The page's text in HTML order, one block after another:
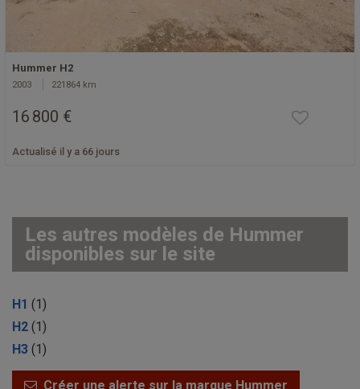
Hummer H2
2003 221864 km
16 800 €
Actualisé il y a 66 jours
Les autres modèles de Hummer
disponibles sur le site
H1 (1)
H2 (1)
H3 (1)
Créer une alerte sur la marque Hummer